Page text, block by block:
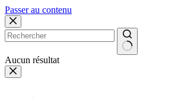
Passer au contenu
Aucun résultat